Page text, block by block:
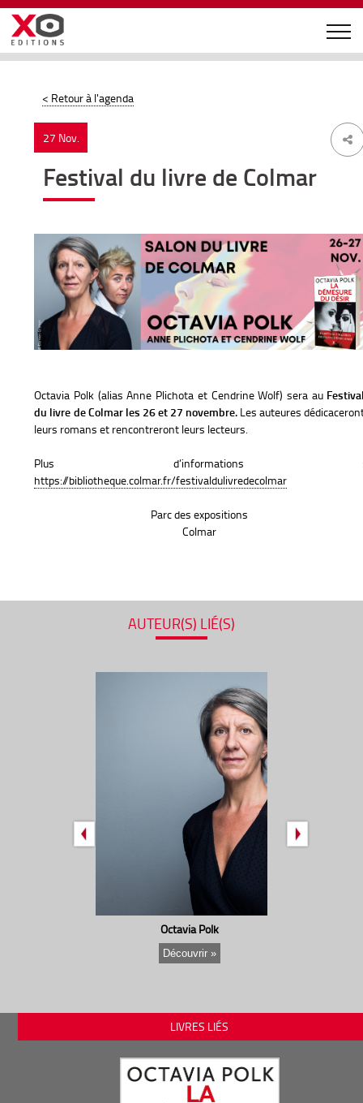
< Retour à l'agenda
27 Nov.
Festival du livre de Colmar
Octavia Polk (alias Anne Plichota et Cendrine Wolf) sera au
du livre de Colmar les 26 et 27 novembre. Les auteures
leurs romans et rencontreront leurs lecteurs.
Plus d’informations
https://bibliotheque.colmar.fr/festivaldulivredecolmar
Parc des expositions
Colmar
AUTEUR(S) LIÉ(S)
Octavia Polk
Découvrir »
LIVRES LIÉS